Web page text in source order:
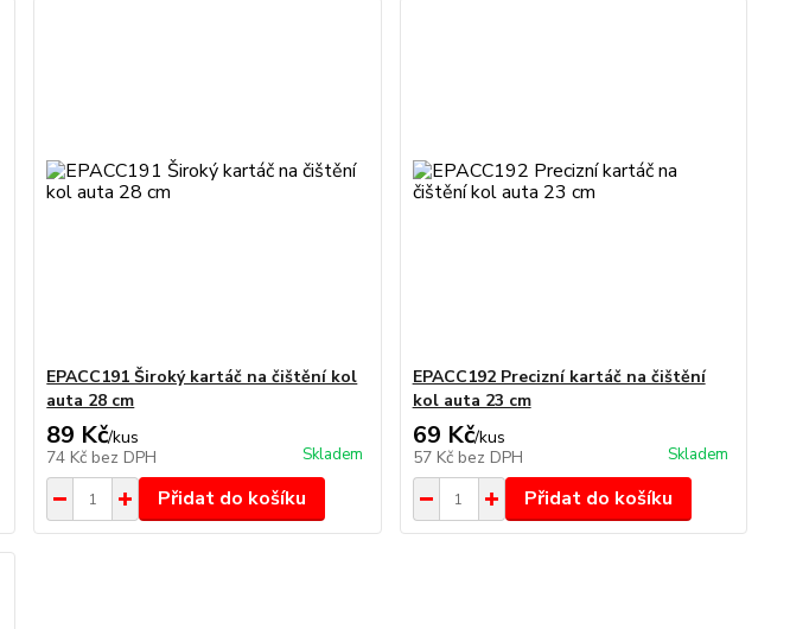
EPACC191 Široký kartáč na čištění kol
auta 28 cm
89 Kč/kus
74 Kč bez DPH Skladem
Přidat do košíku
EPACC192 Precizní kartáč na čištění
kol auta 23 cm
69 Kč/kus
57 Kč bez DPH Skladem
Přidat do košíku